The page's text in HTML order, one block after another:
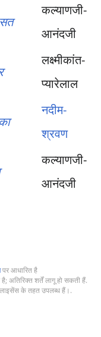
कल्याणजी-
आनंदजी
लक्ष्मीकांत-
प्यारेलाल
नदीम-
श्रवण
कल्याणजी-
आनंदजी
पर आधारित है
अतिरिक्त शर्तें लागू हो सकती हैं.
के तहत उपलब्ध हैं।.